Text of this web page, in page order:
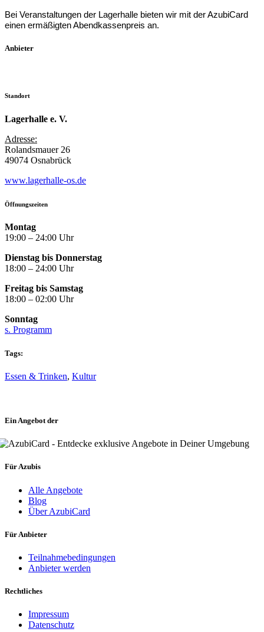
Bei Veranstaltungen der Lagerhalle bieten wir mit der AzubiCard
einen ermäßigten Abendkassenpreis an.
Anbieter
Standort
Lagerhalle e. V.
Adresse:
Rolandsmauer 26
49074 Osnabrück
www.lagerhalle-os.de
Öffnungszeiten
Montag
19:00 – 24:00 Uhr
Dienstag bis Donnerstag
18:00 – 24:00 Uhr
Freitag bis Samstag
18:00 – 02:00 Uhr
Sonntag
s. Programm
Tags:
Essen & Trinken, Kultur
Ein Angebot der
Für Azubis
Alle Angebote
Blog
Über AzubiCard
Für Anbieter
Teilnahmebedingungen
Anbieter werden
Rechtliches
Impressum
Datenschutz